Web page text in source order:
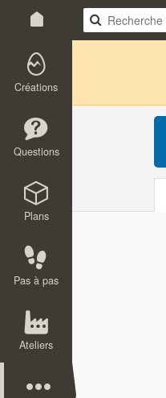
Créations
Questions
Plans
Pas à pas
Ateliers